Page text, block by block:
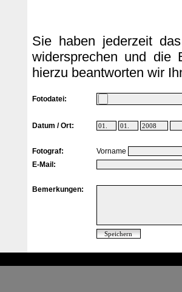
Sie haben jederzeit
widersprechen und die
hierzu beantworten wir
Fotodatei:
Datum / Ort:
Fotograf:
Vorname
E-Mail:
Bemerkungen: